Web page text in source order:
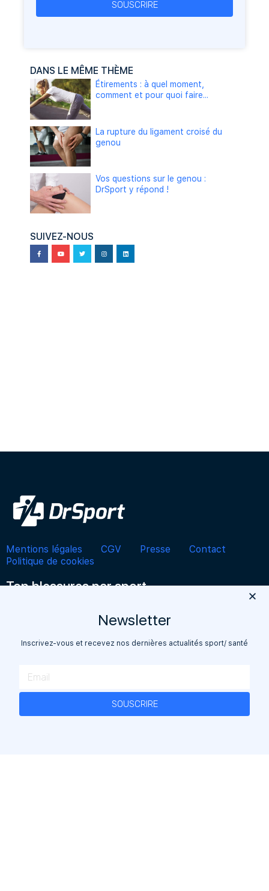
SOUSCRIRE
DANS LE MÊME THÈME
Étirements : à quel moment,
comment et pour quoi faire...
La rupture du ligament croisé du
genou
Vos questions sur le genou :
DrSport y répond !
SUIVEZ-NOUS
Mentions légales CGV Presse
Contact
Politique de cookies
Top blessures par sport
CYCLISME FITNESS
NATATION RUGBY
RUNNING
SKI, SPORTS D’HIVER, SNOWBOARD
TENNIS VOLLEYBALL
S'inscrire à la Newsletter
bénéficier d’offres exclusives.
Newsletter
Inscrivez-vous et recevez nos dernières actualités sport/ santé
SOUSCRIRE